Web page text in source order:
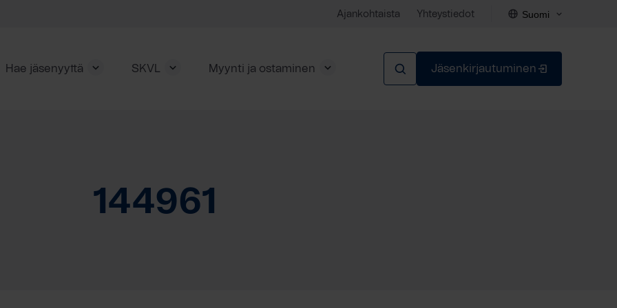
Ajankohtaista Yhteystiedot Suomi
Hae jäsenyyttä SKVL Myynti ja ostaminen Jäsenkirjautuminen
144961